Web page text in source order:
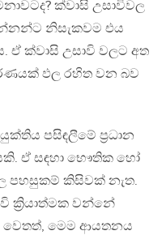
ක්වාසි උසාවිවල
නිසැකවම එය
ඒ ක්වාසි උසාවි වලට අත
ඵල රහිත වන බව
පසිඳලීමේ ප්‍රධාන
ඒ සඳහා භෞතික හෝ
පහසුකම් කිසිවක් නැත.
ක්‍රියාත්මක වන්නේ
වෙතත්, මෙම ආයතනය